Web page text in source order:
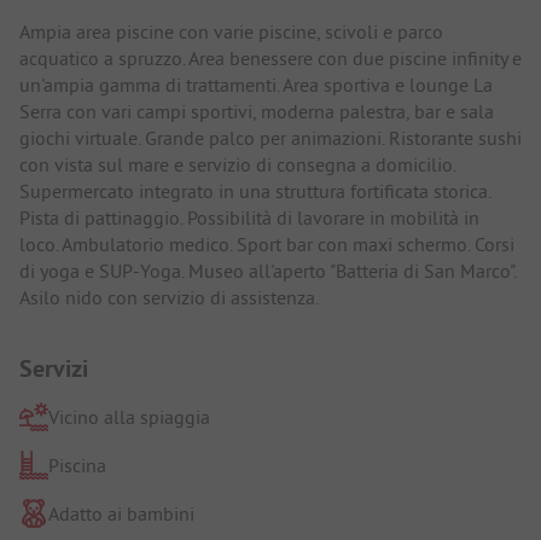
Ampia area piscine con varie piscine, scivoli e parco
acquatico a spruzzo. Area benessere con due piscine infinity e
un'ampia gamma di trattamenti. Area sportiva e lounge La
Serra con vari campi sportivi, moderna palestra, bar e sala
giochi virtuale. Grande palco per animazioni. Ristorante sushi
con vista sul mare e servizio di consegna a domicilio.
Supermercato integrato in una struttura fortificata storica.
Pista di pattinaggio. Possibilità di lavorare in mobilità in
loco. Ambulatorio medico. Sport bar con maxi schermo. Corsi
di yoga e SUP-Yoga. Museo all'aperto "Batteria di San Marco".
Asilo nido con servizio di assistenza.
Servizi
Vicino alla spiaggia
Piscina
Adatto ai bambini